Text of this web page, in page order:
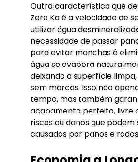
Outra característica que
Zero Ka é a velocidade de
utilizar água
necessidade de passar
para evitar manchas é
água se evapora
deixando a superfície
sem marcas. Isso não
tempo, mas também
acabamento perfeito, livre
riscos ou danos que podem
causados por panos e